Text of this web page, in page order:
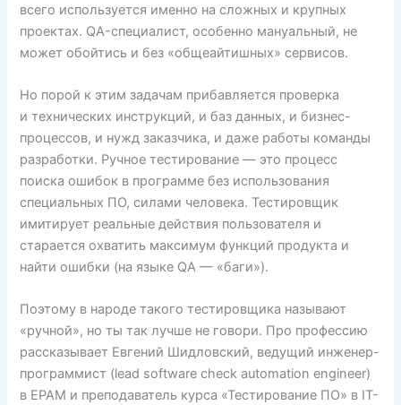
всего используется именно на сложных и крупных
проектах. QA-специалист, особенно мануальный, не
может обойтись и без «общеайтишных» сервисов.
Но порой к этим задачам прибавляется проверка
и технических инструкций, и баз данных, и бизнес-
процессов, и нужд заказчика, и даже работы команды
разработки. Ручное тестирование — это процесс
поиска ошибок в программе без использования
специальных ПО, силами человека. Тестировщик
имитирует реальные действия пользователя и
старается охватить максимум функций продукта и
найти ошибки (на языке QA — «баги»).
Поэтому в народе такого тестировщика называют
«ручной», но ты так лучше не говори. Про профессию
рассказывает Евгений Шидловский, ведущий инженер-
программист (lead software check automation engineer)
в EPAM и преподаватель курса «Тестирование ПО» в IT-